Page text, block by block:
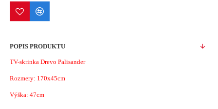
POPIS PRODUKTU
TV-skrinka Drevo Palisander
Rozmery: 170x45cm
Výška: 47cm